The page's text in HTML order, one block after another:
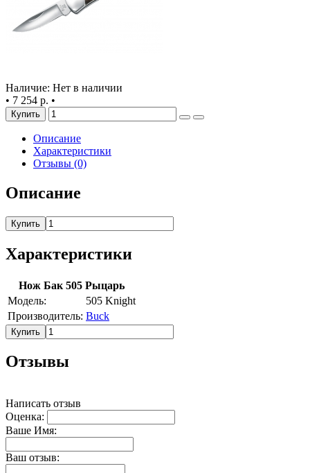
Наличие: Нет в наличии
• 7 254 р. •
Купить
Описание
Характеристики
Отзывы (0)
Описание
Купить
Характеристики
Нож Бак 505 Рыцарь
Модель:
505 Knight
Производитель: Buck
Купить
Отзывы
Написать отзыв
Оценка:
Ваше Имя:
Ваш отзыв: